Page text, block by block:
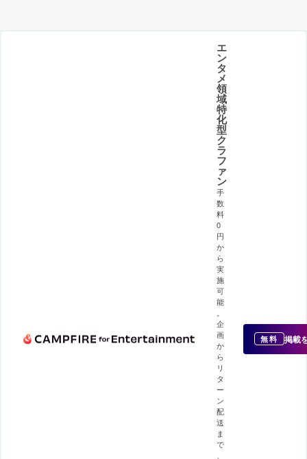
エ
ン
タ
メ
領
域
特
化
型
ク
ラ
フ
ァ
ン
手
数
料
0
円
か
ら
実
施
可
能
企
画
か
ら
リ
タ
ー
ン
配
送
ま
で
無料 掲載